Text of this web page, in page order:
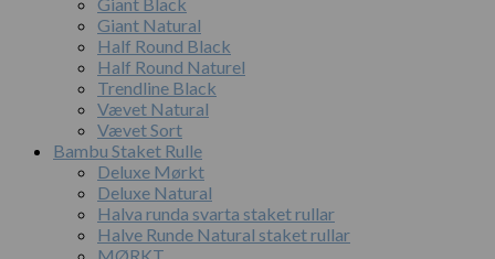
Giant Natural
Half Round Black
Half Round Naturel
Trendline Black
Vævet Natural
Vævet Sort
Bambu Staket Rulle
Deluxe Mørkt
Deluxe Natural
Halva runda svarta staket rullar
Halve Runde Natural staket rullar